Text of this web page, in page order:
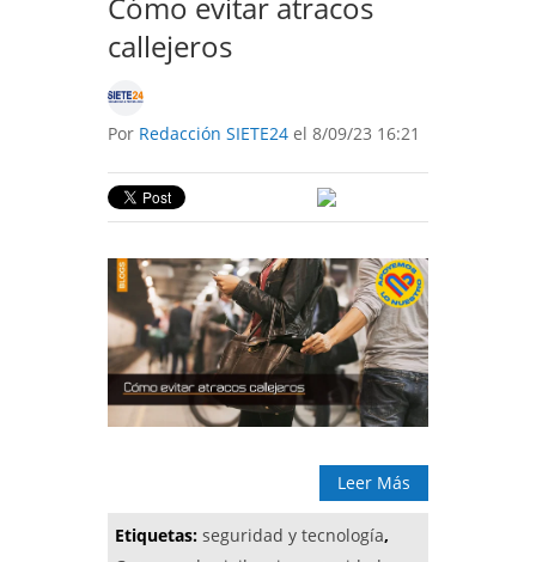
callejeros
Por Redacción SIETE24 el 8/09/23 16:21
Leer Más
Etiquetas: seguridad y tecnología,